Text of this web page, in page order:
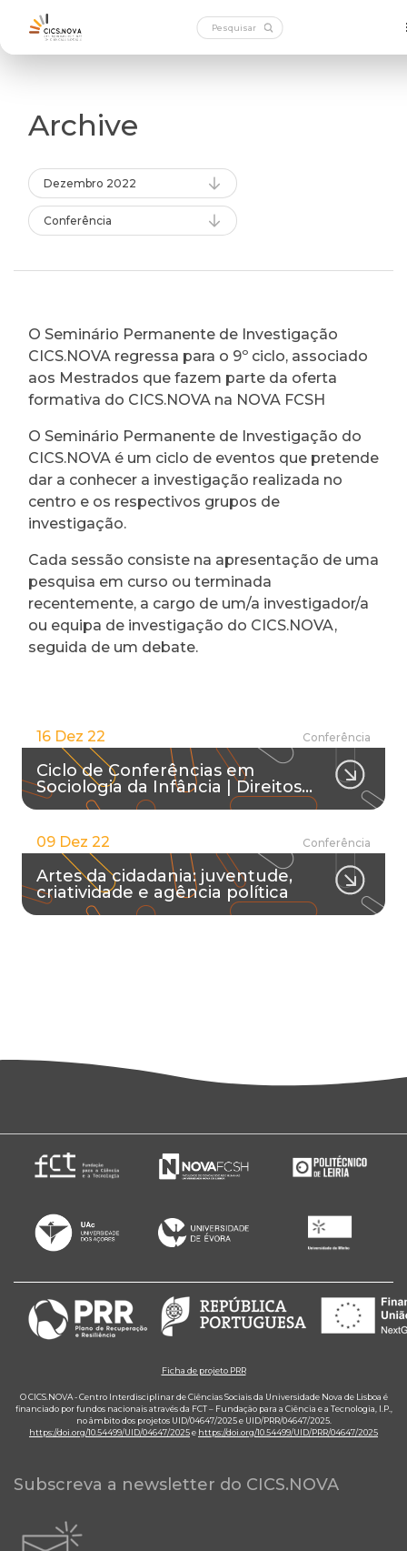
Archive
Dezembro 2022
Conferência
O Seminário Permanente de Investigação
CICS.NOVA regressa para o 9º ciclo, associado
aos Mestrados que fazem parte da oferta
formativa do CICS.NOVA na NOVA FCSH
O Seminário Permanente de Investigação do
CICS.NOVA é um ciclo de eventos que pretende
dar a conhecer a investigação realizada no
centro e os respectivos grupos de
investigação.
Cada sessão consiste na apresentação de uma
pesquisa em curso ou terminada
recentemente, a cargo de um/a investigador/a
ou equipa de investigação do CICS.NOVA,
seguida de um debate.
16 Dez 22 Conferência
Ciclo de Conferências em
Sociologia da Infância | Direitos…
09 Dez 22 Conferência
Artes da cidadania: juventude,
criatividade e agência política
Ficha de projeto PRR
O CICS.NOVA - Centro Interdisciplinar de Ciências Sociais da Universidade Nova de Lisboa é
financiado por fundos nacionais através da FCT – Fundação para a Ciência e a Tecnologia, I.P.,
no âmbito dos projetos UID/04647/2025 e UID/PRR/04647/2025.
https://doi.org/10.54499/UID/04647/2025e https://doi.org/10.54499/UID/PRR/04647/2025
Subscreva a newsletter do CICS.NOVA